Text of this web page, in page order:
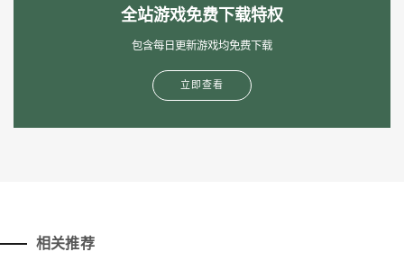
全站游戏免费下载特权
包含每日更新游戏均免费下载
立即查看
相关推荐